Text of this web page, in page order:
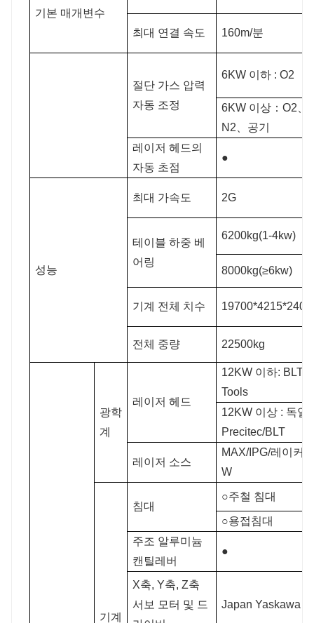
기본 매개변수
최대 연결 속도 160m/분
절단 가스 압력
자동 조정
6KW 이하 : O2
6KW 이상：O2、
N2、공기
레이저 헤드의
자동 초점
●
성능
최대 가속도 2G
테이블 하중 베
어링
6200kg(1-4kw)
8000kg(≥6kw)
기계 전체 치수
전체 중량 22500kg
광학
계
레이저 헤드
12KW 이하: BLT/
Tools
12KW 이상 : 독일
Precitec/BLT
레이저 소스
MAX/IPG/레이커
W
기계
침대
○주철 침대
○용접침대
주조 알루미늄
캔틸레버
●
X축, Y축, Z축
서보 모터 및 드
Japan Yaskawa